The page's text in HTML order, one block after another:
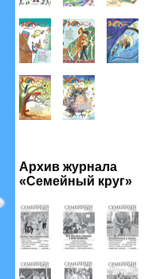
Архив журнала
«Семейный круг»